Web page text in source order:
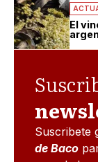
El
Suscribete
de Baco